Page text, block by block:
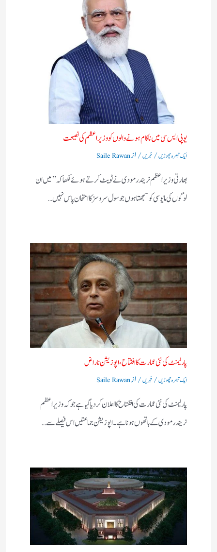
یوپی ایس سی میں ناکام ہونے والوں کو وزیر اعظم کی نصیحت ​
ایک تبصرہ چھوڑیں/ خبریں/ ازSaile Rawan
بھارتی وزیر اعظم نریندر مودی نے ٹویٹ کرتے ہوئے لکھاکہ ’’میں ان
لوگوں کی مایوسی کو سمجھتا ہوں جو سول سروسز کا امتحان پاس نہیں…
پارلیمنٹ کی نئی عمارت کا افتتاح​، اپوزیشن ناراض
ایک تبصرہ چھوڑیں/ خبریں/ ازSaile Rawan
پارلیمنٹ کی نئی عمارت کی اففتاح کا اعلان کردیاگیا ہے جو کہ وزیر اعظم
نریندر مودی کے ہاتھوں ہونا ہے۔ اپوزیشن جماعتیں اس فیصلے سے…